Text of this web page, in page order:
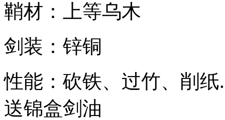
鞘材：上等乌木
剑装：锌铜
性能：砍铁、过竹、削纸
送锦盒剑油